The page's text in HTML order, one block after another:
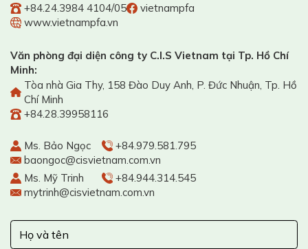
+84.24.3984 4104/05
vietnampfa
www.vietnampfa.vn
Văn phòng đại diện công ty C.I.S Vietnam tại Tp. Hồ Chí
Minh:
Tòa nhà Gia Thy, 158 Đào Duy Anh, P. Đức Nhuận, Tp. Hồ
Chí Minh
+84.28.39958116
Ms. Bảo Ngọc
+84.979.581.795
baongoc@cisvietnam.com.vn
Ms. Mỹ Trinh
+84.944.314.545
mytrinh@cisvietnam.com.vn